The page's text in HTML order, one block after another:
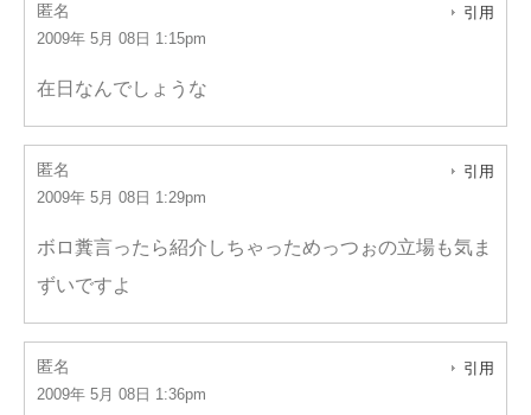
匿名
2009年 5月 08日 1:15pm
引用
在日なんでしょうな
匿名
2009年 5月 08日 1:29pm
引用
ボロ糞言ったら紹介しちゃっためっつぉの立場も気ま
ずいですよ
匿名
2009年 5月 08日 1:36pm
引用